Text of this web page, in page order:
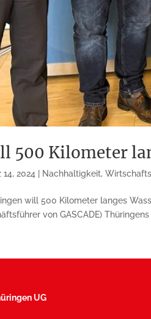
500 Kilometer
14, 2024 Nachhaltigkeit,
will 500 Kilometer langes
von GASCADE)
UG